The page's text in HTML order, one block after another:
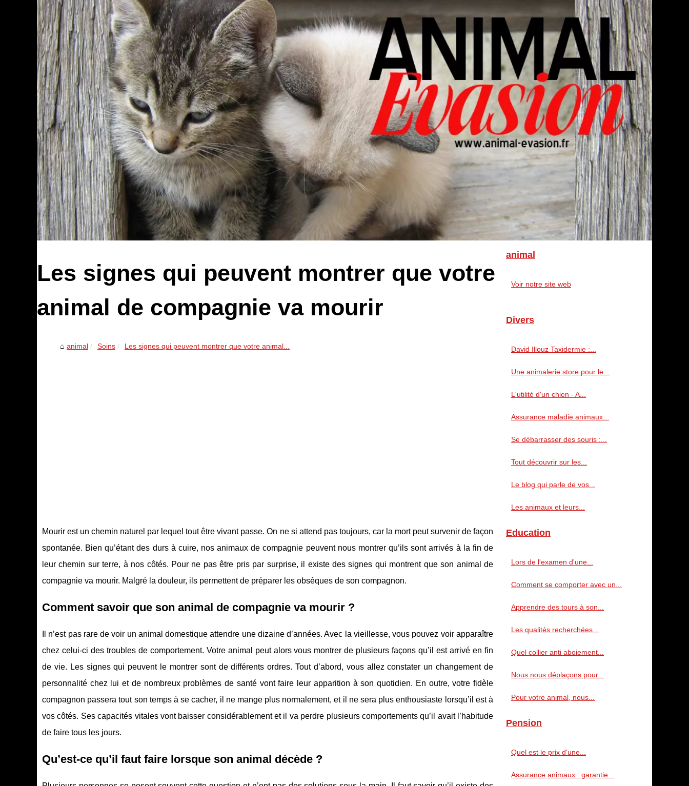
Les signes qui peuvent montrer que votre
animal de compagnie va mourir
animal Soins Les signes qui peuvent montrer que votre animal...
Mourir est un chemin naturel par lequel tout être vivant passe. On ne si attend pas toujours, car la mort peut survenir de façon
spontanée. Bien qu’étant des durs à cuire, nos animaux de compagnie peuvent nous montrer qu’ils sont arrivés à la fin de
leur chemin sur terre, à nos côtés. Pour ne pas être pris par surprise, il existe des signes qui montrent que son animal de
compagnie va mourir. Malgré la douleur, ils permettent de préparer les obsèques de son compagnon.
Comment savoir que son animal de compagnie va mourir ?
Il n’est pas rare de voir un animal domestique attendre une dizaine d’années. Avec la vieillesse, vous pouvez voir apparaître
chez celui-ci des troubles de comportement. Votre animal peut alors vous montrer de plusieurs façons qu’il est arrivé en fin
de vie. Les signes qui peuvent le montrer sont de différents ordres. Tout d’abord, vous allez constater un changement de
personnalité chez lui et de nombreux problèmes de santé vont faire leur apparition à son quotidien. En outre, votre fidèle
compagnon passera tout son temps à se cacher, il ne mange plus normalement, et il ne sera plus enthousiaste lorsqu’il est à
vos côtés. Ses capacités vitales vont baisser considérablement et il va perdre plusieurs comportements qu’il avait l’habitude
de faire tous les jours.
Qu’est-ce qu’il faut faire lorsque son animal décède ?
animal
Voir notre site web
Divers
David Illouz Taxidermie :...
Une animalerie store pour le...
L'utilité d'un chien - A...
Assurance maladie animaux...
Se débarrasser des souris :...
Tout découvrir sur les...
Le blog qui parle de vos...
Les animaux et leurs...
Education
Lors de l'examen d'une...
Comment se comporter avec un...
Apprendre des tours à son...
Les qualités recherchées...
Quel collier anti aboiement...
Nous nous déplaçons pour...
Pour votre animal, nous...
Pension
Quel est le prix d'une...
Assurance animaux : garantie...